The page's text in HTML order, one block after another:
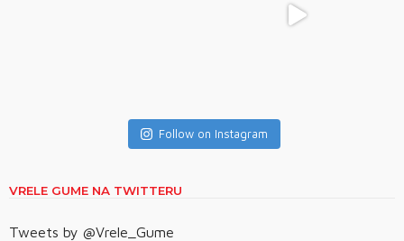
Follow on Instagram
VRELE GUME NA TWITTERU
Tweets by @Vrele_Gume